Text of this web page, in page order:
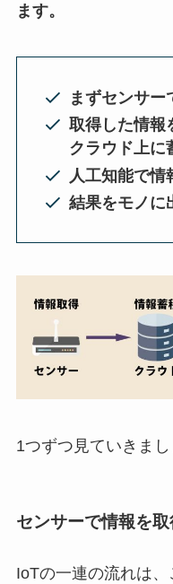
ます。
まずセンサー
取得した情報
クラウド上に
人工知能で情
結果をモノに
1つずつ見ていきまし
センサーで情報を取
IoTの一連の流れは、